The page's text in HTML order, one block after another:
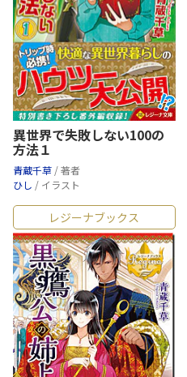
異世界で失敗しない100の
方法１
青蔵千草 / 著者
ひし / イラスト
レジーナブックス